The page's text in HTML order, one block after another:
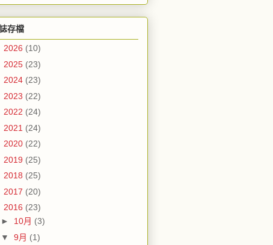
存檔
2026 (10)
2025 (23)
2024 (23)
2023 (22)
2022 (24)
2021 (24)
2020 (22)
2019 (25)
2018 (25)
2017 (20)
2016 (23)
► 10月 (3)
▼ 9月 (1)